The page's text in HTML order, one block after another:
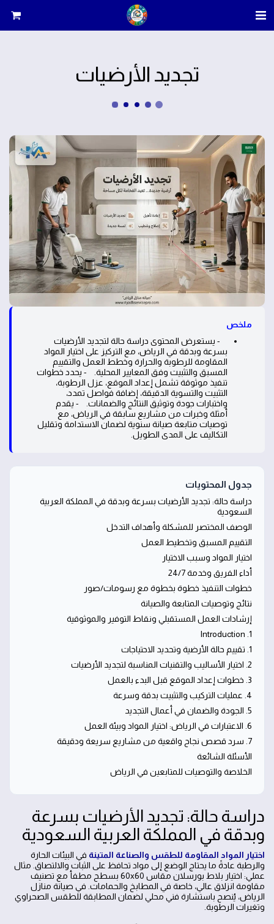
تجديد الأرضيات
ملخص
- يستعرض المحتوى دراسة حالة لتجديد الأرضيات
بسرعة وبدقة في الرياض، مع التركيز على اختيار المواد
المقاومة للرطوبة والحرارة وخطط العمل والتقييم
المسبق والتثبيت وفق المعايير المحلية. - يحدد خطوات
تنفيذ موثوقة تشمل إعداد الموقع، عزل الرطوبة،
التثبيت والتسوية الدقيقة، إضافة فواصل تمدد،
واختبارات جودة وتوثيق النتائج والضمانات. - يقدم
أمثلة وخبرات من مشاريع سابقة في الرياض، مع
توصيات متابعة صيانة سنوية لضمان الاستدامة وتقليل
التكاليف على المدى الطويل.
جدول المحتويات
دراسة حالة: تجديد الأرضيات بسرعة وبدقة في المملكة العربية
السعودية
الوصف المختصر للمشكلة وأهداف التدخل
التقييم المسبق وتخطيط العمل
اختيار المواد وسبب الاختيار
أداء الفريق وخدمة 24/7
خطوات التنفيذ خطوة بخطوة مع رسومات/صور
نتائج وتوصيات المتابعة والصيانة
إرشادات العمل المستقبلي ونقاط التوفير والموثوقية
1. Introduction
1. تقييم حالة الأرضية وتحديد الاحتياجات
2. اختيار الأساليب والتقنيات المناسبة لتجديد الأرضيات
3. خطوات إعداد الموقع قبل البدء بالعمل
4. عمليات التركيب والتثبيت بدقة وسرعة
5. الجودة والضمان في أعمال التجديد
6. الاعتبارات في الرياض: اختيار المواد وبيئة العمل
7. سرد قصص نجاح واقعية من مشاريع سريعة ودقيقة
الأسئلة الشائعة
الخلاصة والتوصيات للمتابعين في الرياض
دراسة حالة: تجديد الأرضيات بسرعة
وبدقة في المملكة العربية السعودية
اختيار المواد المقاومة للطقس والصناعة المتينة في البيئات الحارة
والرطبة عادةً ما يحتاج الوضع إلى مواد تحافظ على الثبات والالتصاق. مثال
عملي: اختيار بلاط بورسلان مقاس 60x60 بسطح مطفأ مع تصنيف
مقاومة انزلاق عالي، خاصة في المطابخ والحمامات. في صيانة منازل
الرياض، يُنصح باستشارة فني محلي لضمان المطابقة للطقس الصحراوي
وتغيرات الرطوبة.